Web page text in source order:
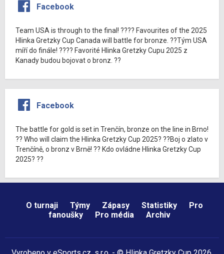
Facebook
Team USA is through to the final! ???? Favourites of the 2025
Hlinka Gretzky Cup Canada will battle for bronze. ??Tým USA
míří do finále! ???? Favorité Hlinka Gretzky Cupu 2025 z
Kanady budou bojovat o bronz. ??
Facebook
The battle for gold is set in Trenčín, bronze on the line in Brno!
?? Who will claim the Hlinka Gretzky Cup 2025? ??Boj o zlato v
Trenčíně, o bronz v Brně! ?? Kdo ovládne Hlinka Gretzky Cup
2025? ??
O turnaji Týmy Zápasy Statistiky
Pro
fanoušky
Pro média Archiv